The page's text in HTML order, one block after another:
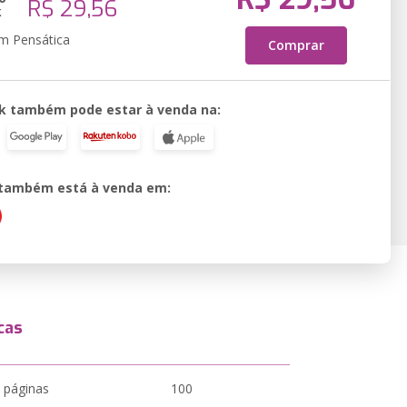
R$ 29,56
Pensática Comprar
também pode estar à venda na:
está à venda em:
100